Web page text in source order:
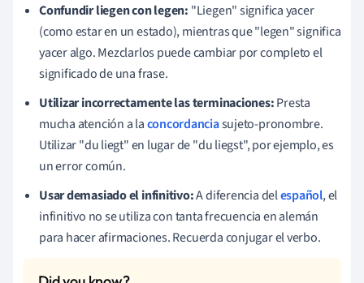
Confundir liegen con legen: "Liegen" significa yacer
(como estar en un estado), mientras que "legen" significa
yacer algo. Mezclarlos puede cambiar por completo el
significado de una frase.
Utilizar incorrectamente las terminaciones:Presta
mucha atención a laconcordanciasujeto-pronombre.
Utilizar "du liegt" en lugar de "du liegst", por ejemplo, es
un error común.
Usar demasiado el infinitivo:A diferencia delespañol, el
infinitivo no se utiliza con tanta frecuencia en alemán
para hacer afirmaciones. Recuerda conjugar el verbo.